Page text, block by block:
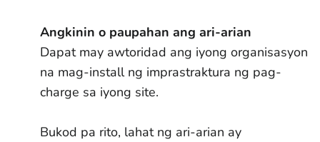
Angkinin o paupahan ang ari-arian
Dapat may awtoridad ang iyong organisasyon
na mag-install ng imprastraktura ng pag-
charge sa iyong site.
Bukod pa rito, lahat ng ari-arian ay